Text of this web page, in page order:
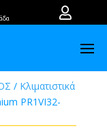

/ Κλιματιστικά
PR1VI32-